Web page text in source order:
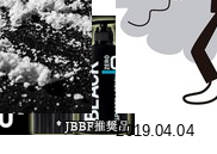
2019.04.25
2019.04.04